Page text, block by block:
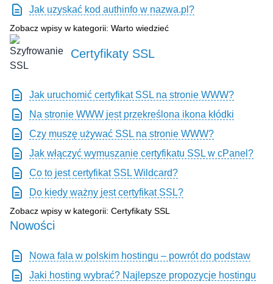
Jak uzyskać kod authinfo w nazwa.pl?
Zobacz wpisy w kategorii: Warto wiedzieć
Certyfikaty SSL
Jak uruchomić certyfikat SSL na stronie WWW?
Na stronie WWW jest przekreślona ikona kłódki
Czy muszę używać SSL na stronie WWW?
Jak włączyć wymuszanie certyfikatu SSL w cPanel?
Co to jest certyfikat SSL Wildcard?
Do kiedy ważny jest certyfikat SSL?
Zobacz wpisy w kategorii: Certyfikaty SSL
Nowości
Nowa fala w polskim hostingu – powrót do podstaw
Jaki hosting wybrać? Najlepsze propozycje hostingu